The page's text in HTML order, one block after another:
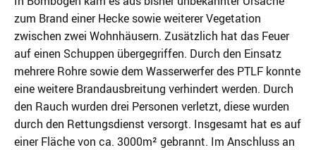
zum Brand einer Hecke sowie weiterer Vegetation
zwischen zwei Wohnhäusern. Zusätzlich hat das Feuer
auf einen Schuppen übergegriffen. Durch den Einsatz
mehrere Rohre sowie dem Wasserwerfer des PTLF konnte
eine weitere Brandausbreitung verhindert werden. Durch
den Rauch wurden drei Personen verletzt, diese wurden
durch den Rettungsdienst versorgt. Insgesamt hat es auf
einer Fläche von ca. 3000m² gebrannt. Im Anschluss an